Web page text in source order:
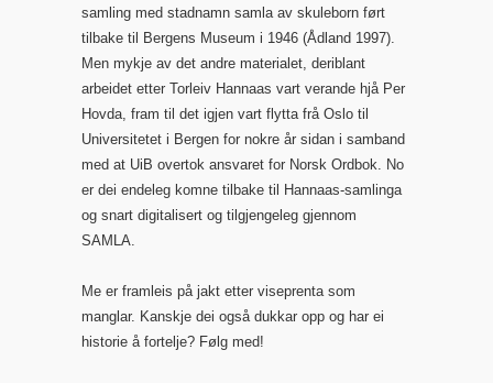
samling med stadnamn samla av skuleborn ført
tilbake til Bergens Museum i 1946 (Ådland 1997).
Men mykje av det andre materialet, deriblant
arbeidet etter Torleiv Hannaas vart verande hjå Per
Hovda, fram til det igjen vart flytta frå Oslo til
Universitetet i Bergen for nokre år sidan i samband
med at UiB overtok ansvaret for Norsk Ordbok. No
er dei endeleg komne tilbake til Hannaas-samlinga
og snart digitalisert og tilgjengeleg gjennom
SAMLA.
Me er framleis på jakt etter viseprenta som
manglar. Kanskje dei også dukkar opp og har ei
historie å fortelje? Følg med!